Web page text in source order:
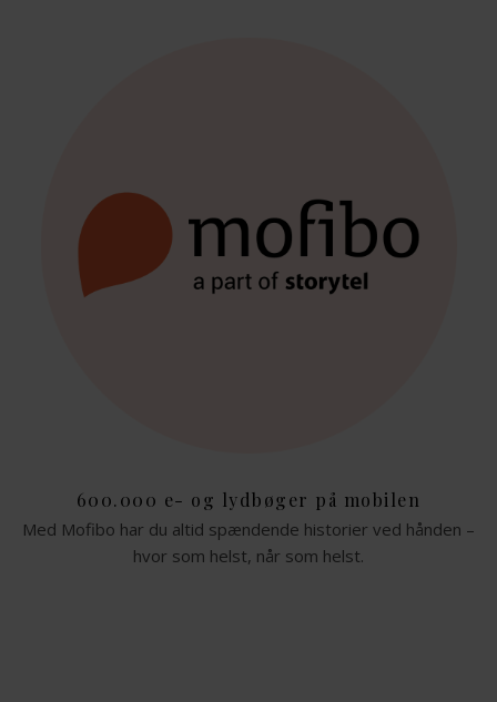
600.000 e- og lydbøger på mobilen
Med Mofibo har du altid spændende historier ved hånden –
hvor som helst, når som helst.